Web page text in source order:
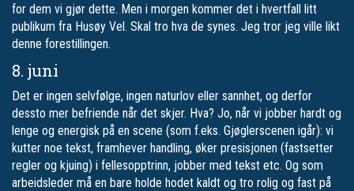
for dem vi gjør dette. Men i morgen kommer det i hvertfall litt
publikum fra Husøy Vel. Skal tro hva de synes. Jeg tror jeg ville likt
denne forestillingen.
8. juni
Det er ingen selvfølge, ingen naturlov eller sannhet, og derfor
dessto mer befriende når det skjer. Hva? Jo, når vi jobber hardt og
lenge og energisk på en scene (som f.eks. Gjøglerscenen igår): vi
kutter noe tekst, framhever handling, øker presisjonen (fastsetter
regler og kjuing) i fellesopptrinn, jobber med tekst etc. Og som
arbeidsleder må en bare holde hodet kaldt og tro rolig og fast på